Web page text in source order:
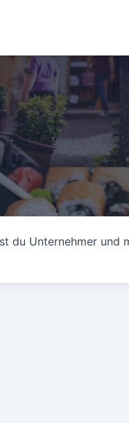
du Unternehmer und